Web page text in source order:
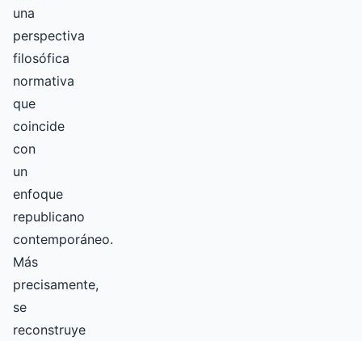
una
perspectiva
filosófica
normativa
que
coincide
con
un
enfoque
republicano
contemporáneo.
Más
precisamente,
se
reconstruye